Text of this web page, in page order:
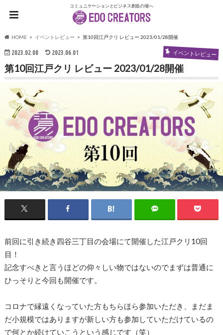
コミュニケーションとビジネス創造の場へ
HOME イベントレビュー 第10回江戸クリ レビュー 2023/01/28開催
2023.02.08 2023.06.01 イベントレビュー
第10回江戸クリ レビュー 2023/01/28開催
前回に引き続き四谷三丁目の会場にて開催した江戸クリ10回
目！
記念すべきと言うほどの仰々しい物ではないのでまずは普通に
ひっそりと今回も開催です。
コロナで縁遠くなっていた方もちらほら参加いただき、まだま
だ小規模ではありますが新しい方も参加していただけているの
で何とか続けていこうという感じです（笑）